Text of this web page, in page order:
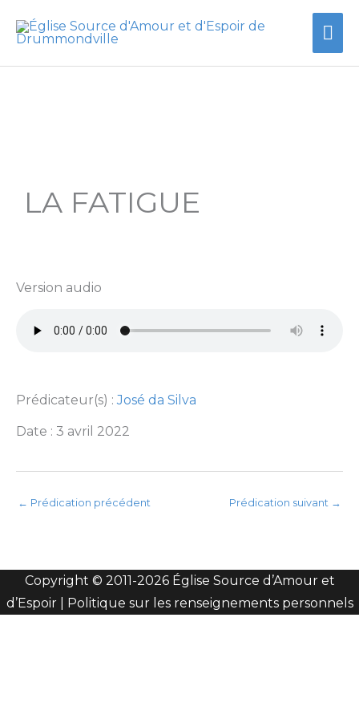
LA FATIGUE
Version audio
Prédicateur(s) :José da Silva
Date : 3 avril 2022
← Prédication précédent Prédication suivant →
Copyright © 2011-2026 Église Source d’Amour et
d’Espoir |
Politique sur les renseignements personnels